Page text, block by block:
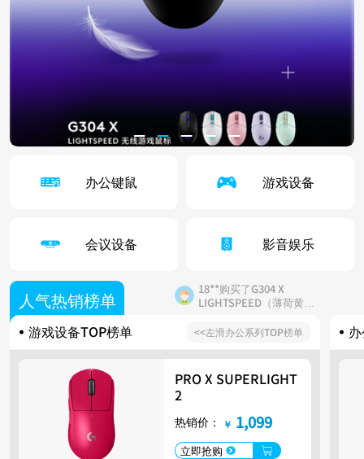
办公键鼠 游戏设备
会议设备 影音娱乐
人气热销榜单
SUPERLIGHT
18**购买了G304 X
LIGHTSPEED（薄荷黄
色）
13**购买了MK345
ta**购买了罗技大师系列
MX Keys S（石墨黑）
LIGHTSPEED
18**购买了Pebble 2
Combo（品月蓝）
游戏设备TOP榜单 <<左滑办公系列TOP榜单
PRO X SUPERLIGHT
2
热销价： ￥ 1,099
立即抢购